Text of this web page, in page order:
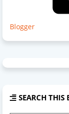
Blogger
SEARCH THIS